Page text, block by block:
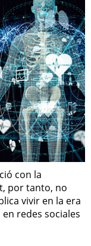
con la
por tanto, no
vivir en la era
redes sociales